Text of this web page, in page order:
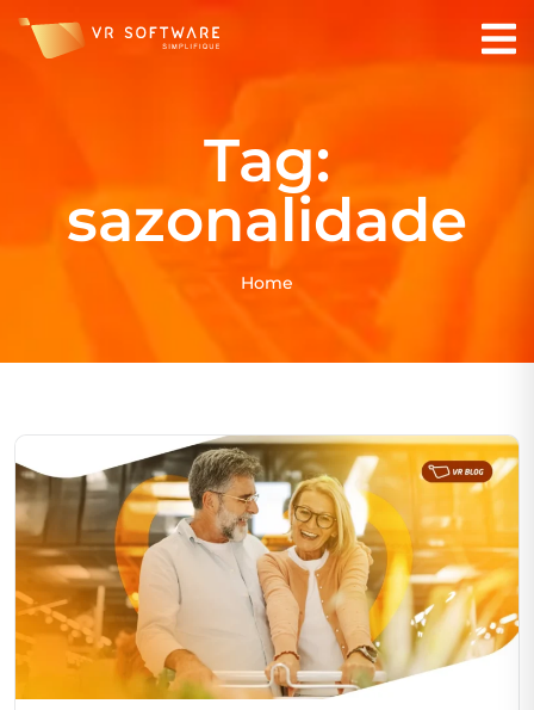
Tag:
sazonalidade
Home